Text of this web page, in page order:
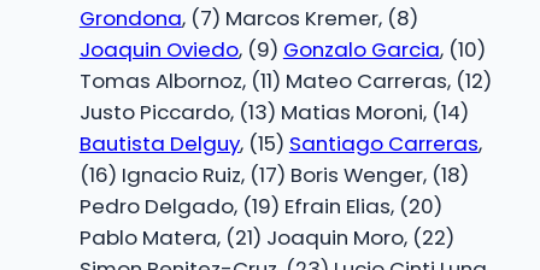
Grondona, (7) Marcos Kremer, (8)
Joaquin Oviedo, (9) Gonzalo Garcia, (10)
Tomas Albornoz, (11) Mateo Carreras, (12)
Justo Piccardo, (13) Matias Moroni, (14)
Bautista Delguy, (15) Santiago Carreras,
(16) Ignacio Ruiz, (17) Boris Wenger, (18)
Pedro Delgado, (19) Efrain Elias, (20)
Pablo Matera, (21) Joaquin Moro, (22)